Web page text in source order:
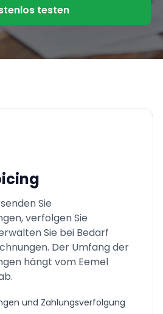
testen
Sie
verfolgen Sie
Sie bei Bedarf
Der Umfang der
hängt vom Eemel
und Zahlungsverfolgung